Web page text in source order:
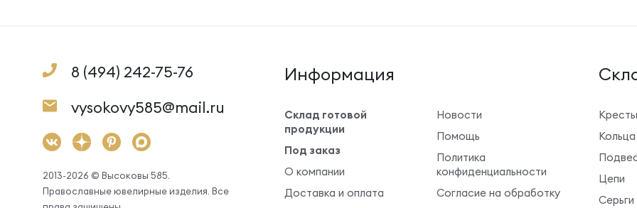
8 (494) 242-75-76
vysokovy585@mail.ru
2013-2026 © Высоковы 585.
Православные ювелирные изделия. Все
Информация
Склад готовой
продукции
Под заказ
О компании
Доставка и оплата
Новости
Помощь
Политика
конфиденциальности
Согласие на обработку
Кресты
Кольца
Цепи
Серьги